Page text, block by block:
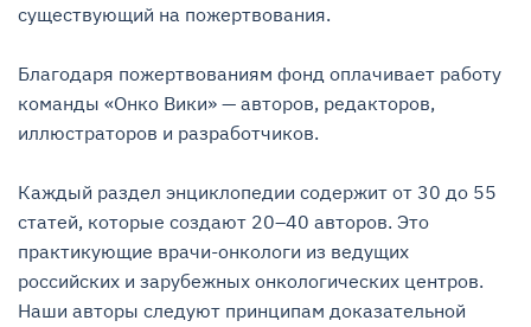
существующий на пожертвования.
Благодаря пожертвованиям фонд оплачивает работу
команды «Онко Вики» — авторов, редакторов,
иллюстраторов и разработчиков.
Каждый раздел энциклопедии содержит от 30 до 55
статей, которые создают 20–40 авторов. Это
практикующие врачи-онкологи из ведущих
российских и зарубежных онкологических центров.
Наши авторы следуют принципам доказательной